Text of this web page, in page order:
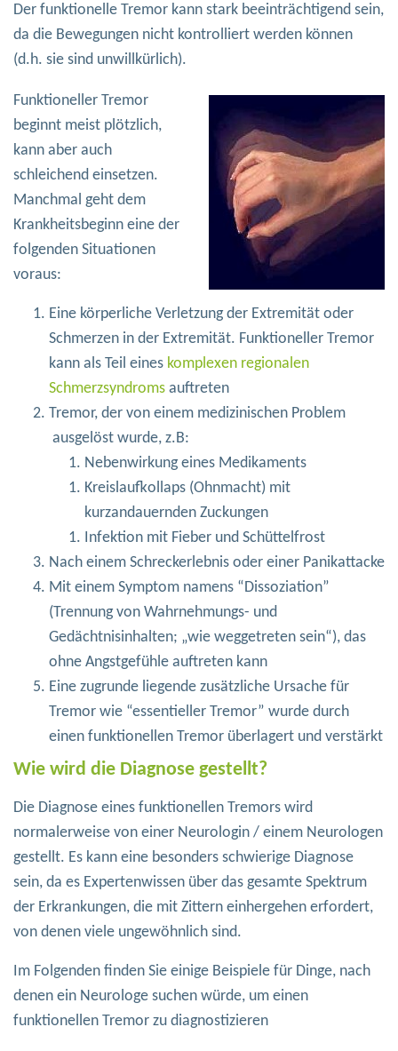
Der funktionelle Tremor kann stark beeinträchtigend sein,
da die Bewegungen nicht kontrolliert werden können
(d.h. sie sind unwillkürlich).
Funktioneller Tremor
beginnt meist plötzlich,
kann aber auch
schleichend einsetzen.
Manchmal geht dem
Krankheitsbeginn eine der
folgenden Situationen
voraus:
Eine körperliche Verletzung der Extremität oder
Schmerzen in der Extremität. Funktioneller Tremor
kann als Teil eines komplexen regionalen
Schmerzsyndroms auftreten
Tremor, der von einem medizinischen Problem
ausgelöst wurde, z.B:
Nebenwirkung eines Medikaments
Kreislaufkollaps (Ohnmacht) mit
kurzandauernden Zuckungen
Infektion mit Fieber und Schüttelfrost
Nach einem Schreckerlebnis oder einer Panikattacke
Mit einem Symptom namens “Dissoziation”
(Trennung von Wahrnehmungs- und
Gedächtnisinhalten; „wie weggetreten sein“), das
ohne Angstgefühle auftreten kann
Eine zugrunde liegende zusätzliche Ursache für
Tremor wie “essentieller Tremor” wurde durch
einen funktionellen Tremor überlagert und verstärkt
Wie wird die Diagnose gestellt?
Die Diagnose eines funktionellen Tremors wird
normalerweise von einer Neurologin / einem Neurologen
gestellt. Es kann eine besonders schwierige Diagnose
sein, da es Expertenwissen über das gesamte Spektrum
der Erkrankungen, die mit Zittern einhergehen erfordert,
von denen viele ungewöhnlich sind.
Im Folgenden finden Sie einige Beispiele für Dinge, nach
denen ein Neurologe suchen würde, um einen
funktionellen Tremor zu diagnostizieren